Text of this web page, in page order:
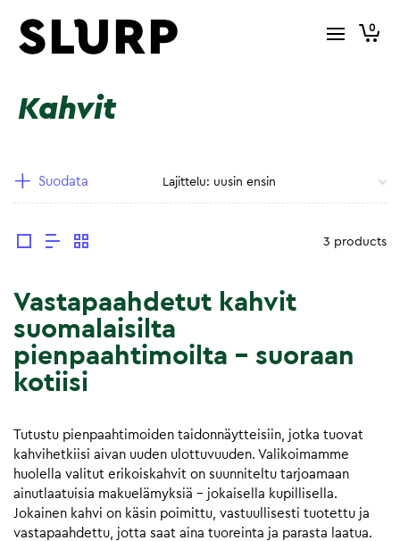
0
Kahvit
Suodata
3 products
Vastapaahdetut kahvit
suomalaisilta
pienpaahtimoilta – suoraan
kotiisi
Tutustu pienpaahtimoiden taidonnäytteisiin, jotka tuovat
kahvihetkiisi aivan uuden ulottuvuuden. Valikoimamme
huolella valitut erikoiskahvit on suunniteltu tarjoamaan
ainutlaatuisia makuelämyksiä – jokaisella kupillisella.
Jokainen kahvi on käsin poimittu, vastuullisesti tuotettu ja
vastapaahdettu, jotta saat aina tuoreinta ja parasta laatua.